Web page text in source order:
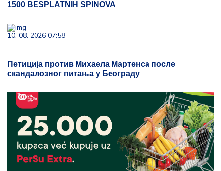
1500 BESPLATNIH SPINOVA
10. 08. 2026 07:58
Петиција против Михаела Мартенса после
скандалозног питања у Београду